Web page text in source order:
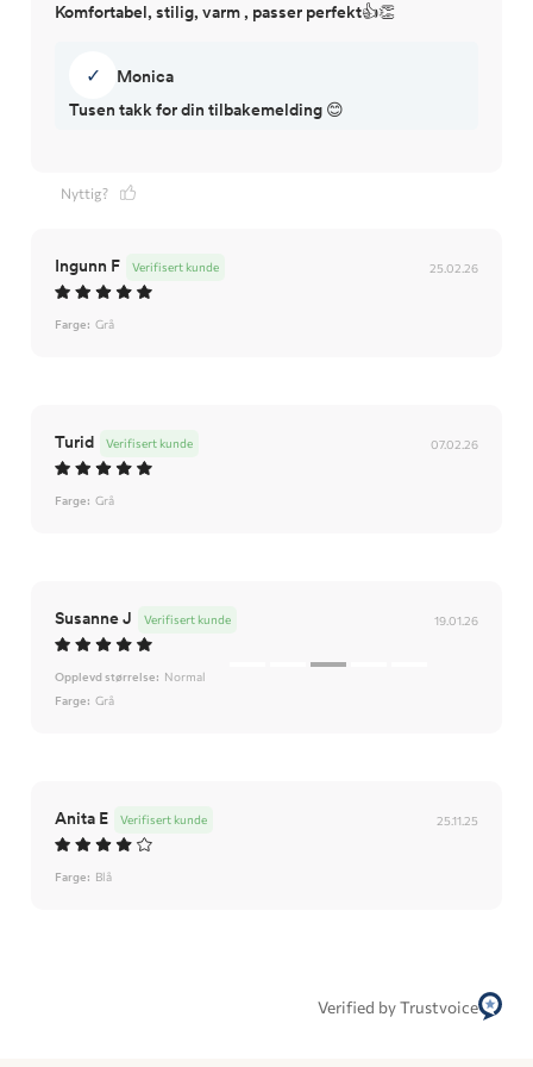
Komfortabel, stilig, varm , passer perfekt👍👏
✓
Monica
Tusen takk for din tilbakemelding 😊
Nyttig?
Ingunn F 25.02.26
Verifisert kunde
Farge: Grå
Turid 07.02.26
Verifisert kunde
Farge: Grå
Susanne J 19.01.26
Verifisert kunde
Opplevd størrelse: Normal
Farge: Grå
Anita E 25.11.25
Verifisert kunde
Farge: Blå
Verified by Trustvoice